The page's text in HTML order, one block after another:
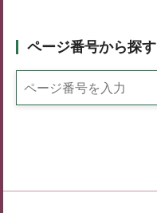
ページ番号から探す